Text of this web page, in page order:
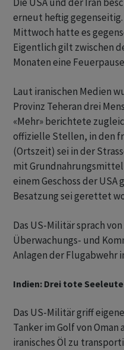
erneut heftig
Mittwoch hatte es
Eigentlich gilt zwischen
Monaten eine
Laut iranischen Medien
Provinz Teheran drei
«Mehr» berichtete
offizielle Stellen, in den
(Ortszeit) sei in der
mit
einem Geschoss der
Besatzung sei gerettet
Das US-Militär sprach
Überwachungs- und
Anlagen der Flugabwehr
Indien: Drei tote
Das US-Militär griff
Tanker im Golf von
iranisches Öl zu